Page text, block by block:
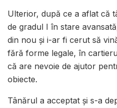
Ulterior, după ce a aflat că
de gradul I în stare
din nou și i-ar fi cerut să
fără forme legale, în
că are nevoie de ajutor
obiecte.
Tânărul a acceptat și s-a